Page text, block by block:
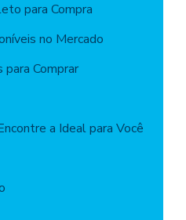
para Compra
no Mercado
para Comprar
a Ideal para Você